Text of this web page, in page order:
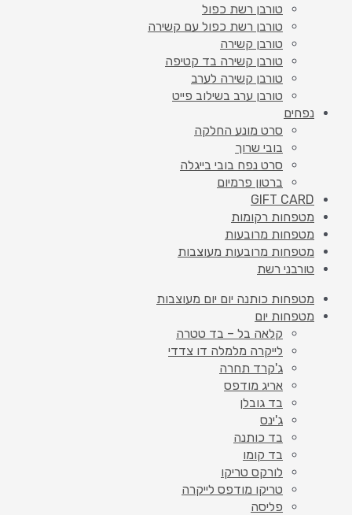
טורבן רשת כפול
טורבן רשת כפול עם קשירה
טורבן קשירה
טורבן קשירה בד קטיפה
טורבן קשירה לערב
טורבן ערב בשילוב פייט
נפחים
סרט מונע החלקה
בובי שרוך
סרט נפח בובי בייגלה
ברטון פרמיום
GIFT CARD
מטפחות רקומות
מטפחות מרובעות
מטפחות מרובעות מעוצבות
טורבני רשת
מטפחות כותנה יום יום מעוצבות
מטפחות יום
קלאה בל – בד טטרה
לייקרה מלמלה דו צדדי
ג'קרד תחרה
אריג מודפס
בד גובלן
ג'ינס
בד כותנה
בד קומו
לורקס טריקו
טריקו מודפס לייקרה
פליסה